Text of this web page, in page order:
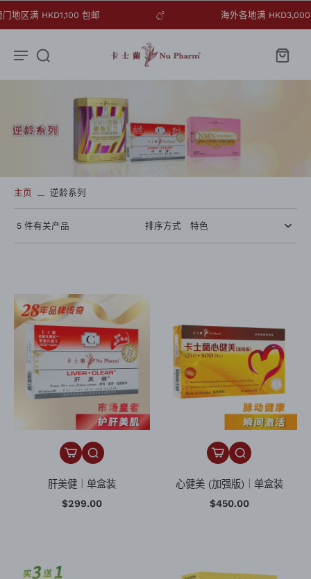
澳门地区满 HKD1,100 包邮 海外各地满
主页 逆龄系列
5 件有关产品 排序方式
肝美健｜单盒装
$299.00
心健美 (加强版)｜单盒装
$450.00